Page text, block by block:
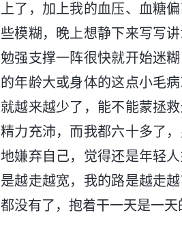
上了，加上我的血压、血糖
些模糊，晚上想静下来写写
勉强支撑一阵很快就开始迷
的年龄大或身体的这点小毛
就越来越少了，能不能蒙拯
精力充沛，而我都六十多了
地嫌弃自己，觉得还是年轻
是越走越宽，我的路是越走
都没有了，抱着干一天是一